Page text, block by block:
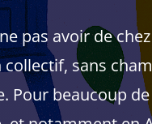
pas avoir de
sans
Pour beaucoup